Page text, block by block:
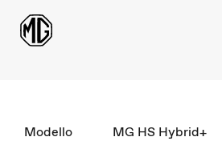
Modello MG HS Hybrid+